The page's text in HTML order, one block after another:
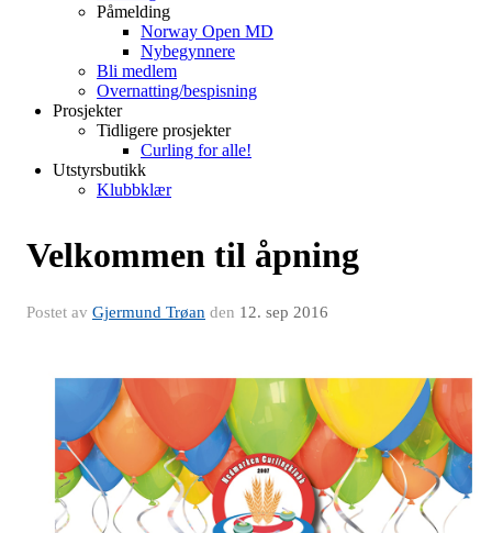
Påmelding
Norway Open MD
Nybegynnere
Bli medlem
Overnatting/bespisning
Prosjekter
Tidligere prosjekter
Curling for alle!
Utstyrsbutikk
Klubbklær
Velkommen til åpning
Postet av Gjermund Trøan den 12. sep 2016